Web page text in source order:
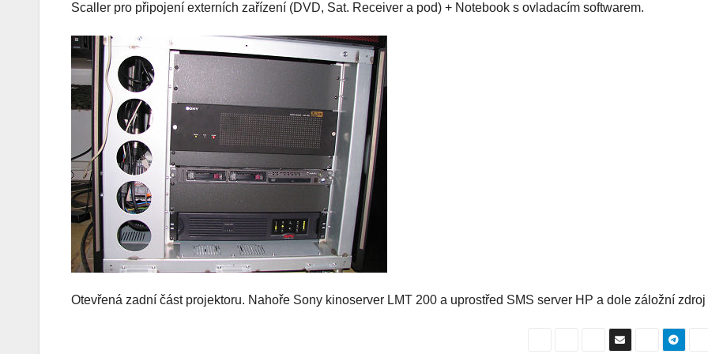
Scaller pro připojení externích zařízení (DVD, Sat. Receiver a pod) + Notebook s ovladacím softwarem.
Otevřená zadní část projektoru. Nahoře Sony kinoserver LMT 200 a uprostřed SMS server HP a dole záložní zdroj